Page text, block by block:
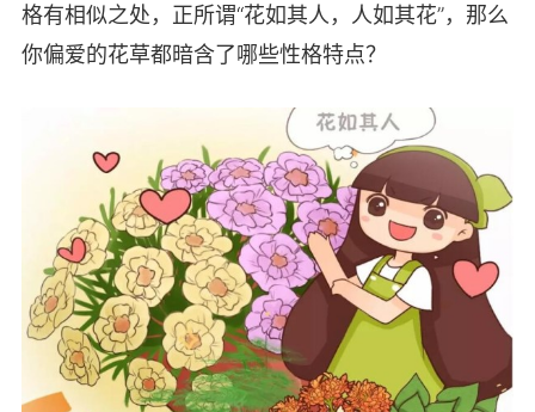
格有相似之处，正所谓“花如其人，人如其花”，那么
你偏爱的花草都暗含了哪些性格特点？